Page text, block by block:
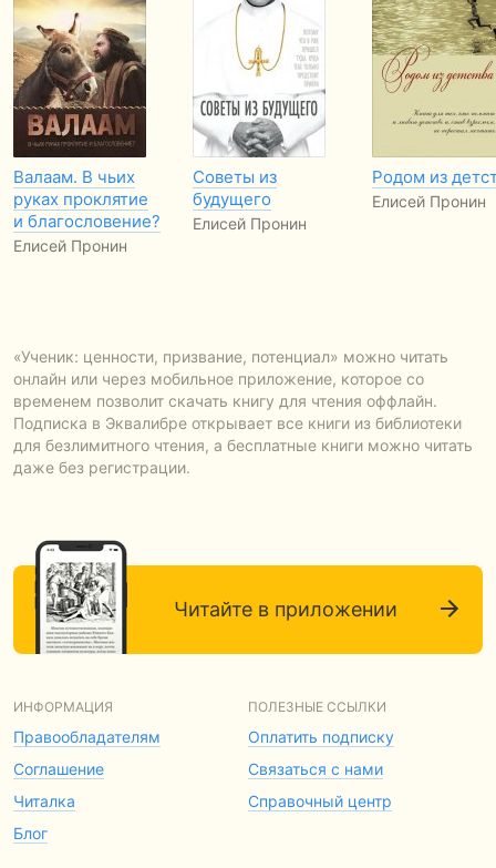
Валаам. В чьих
руках проклятие
и благословение?
Елисей Пронин
Советы из
будущего
Елисей Пронин
Родом из
Елисей Пронин
«Ученик: ценности, призвание, потенциал» можно читать
онлайн или через мобильное приложение, которое со
временем позволит скачать книгу для чтения оффлайн.
Подписка в Эквалибре открывает все книги из библиотеки
для безлимитного чтения, а бесплатные книги можно читать
даже без регистрации.
Читайте в приложении
ИНФОРМАЦИЯ
Правообладателям
Соглашение
Читалка
Блог
ПОЛЕЗНЫЕ ССЫЛКИ
Оплатить подписку
Связаться с нами
Справочный центр